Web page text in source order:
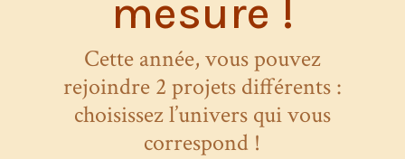
mesure !
Cette année, vous pouvez
rejoindre 2 projets différents :
choisissez l’univers qui vous
correspond !